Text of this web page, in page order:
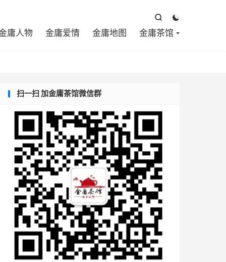


庸人物 金庸爱情 金庸地图 金庸茶馆
扫一扫 加金庸茶馆微信群